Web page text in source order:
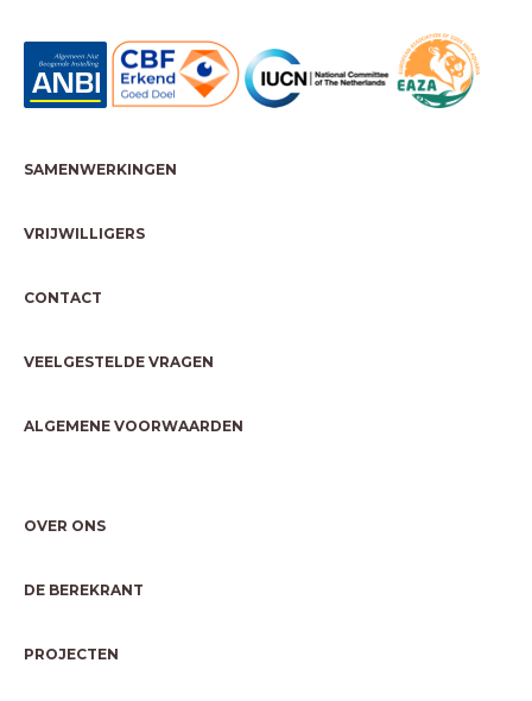
SAMENWERKINGEN
VRIJWILLIGERS
CONTACT
VEELGESTELDE VRAGEN
ALGEMENE VOORWAARDEN
OVER ONS
DE BEREKRANT
PROJECTEN